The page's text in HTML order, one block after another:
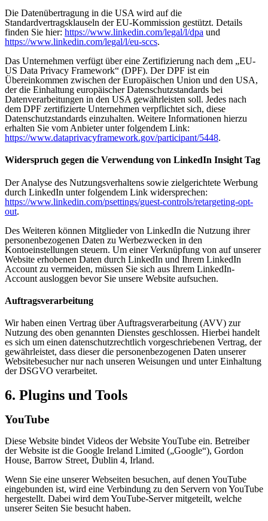
Die Datenübertragung in die USA wird auf die
Standardvertragsklauseln der EU-Kommission gestützt. Details
finden Sie hier: https://www.linkedin.com/legal/l/dpa und
https://www.linkedin.com/legal/l/eu-sccs.
Das Unternehmen verfügt über eine Zertifizierung nach dem „EU-
US Data Privacy Framework“ (DPF). Der DPF ist ein
Übereinkommen zwischen der Europäischen Union und den USA,
der die Einhaltung europäischer Datenschutzstandards bei
Datenverarbeitungen in den USA gewährleisten soll. Jedes nach
dem DPF zertifizierte Unternehmen verpflichtet sich, diese
Datenschutzstandards einzuhalten. Weitere Informationen hierzu
erhalten Sie vom Anbieter unter folgendem Link:
https://www.dataprivacyframework.gov/participant/5448.
Widerspruch gegen die Verwendung von LinkedIn Insight Tag
Der Analyse des Nutzungsverhaltens sowie zielgerichtete Werbung
durch LinkedIn unter folgendem Link widersprechen:
https://www.linkedin.com/psettings/guest-controls/retargeting-opt-
out.
Des Weiteren können Mitglieder von LinkedIn die Nutzung ihrer
personenbezogenen Daten zu Werbezwecken in den
Kontoeinstellungen steuern. Um einer Verknüpfung von auf unserer
Website erhobenen Daten durch LinkedIn und Ihrem LinkedIn
Account zu vermeiden, müssen Sie sich aus Ihrem LinkedIn-
Account ausloggen bevor Sie unsere Website aufsuchen.
Auftragsverarbeitung
Wir haben einen Vertrag über Auftragsverarbeitung (AVV) zur
Nutzung des oben genannten Dienstes geschlossen. Hierbei handelt
es sich um einen datenschutzrechtlich vorgeschriebenen Vertrag, der
gewährleistet, dass dieser die personenbezogenen Daten unserer
Websitebesucher nur nach unseren Weisungen und unter Einhaltung
der DSGVO verarbeitet.
6. Plugins und Tools
YouTube
Diese Website bindet Videos der Website YouTube ein. Betreiber
der Website ist die Google Ireland Limited („Google“), Gordon
House, Barrow Street, Dublin 4, Irland.
Wenn Sie eine unserer Webseiten besuchen, auf denen YouTube
eingebunden ist, wird eine Verbindung zu den Servern von YouTube
hergestellt. Dabei wird dem YouTube-Server mitgeteilt, welche
unserer Seiten Sie besucht haben.